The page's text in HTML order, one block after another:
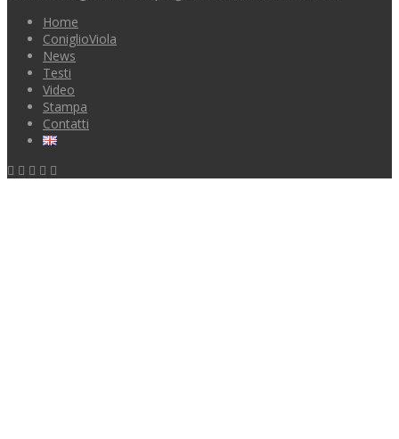
Home
ConiglioViola
News
Testi
Video
Stampa
Contatti